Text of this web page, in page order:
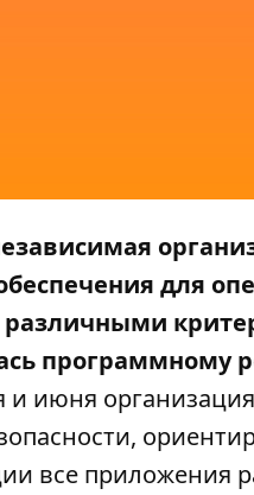
независимая
для
различными
программному
июня организация
все приложения